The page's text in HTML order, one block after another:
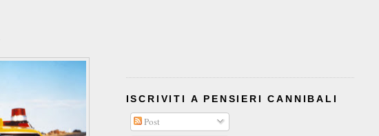
ISCRIVITI A PENSIERI CANNIBALI
Post